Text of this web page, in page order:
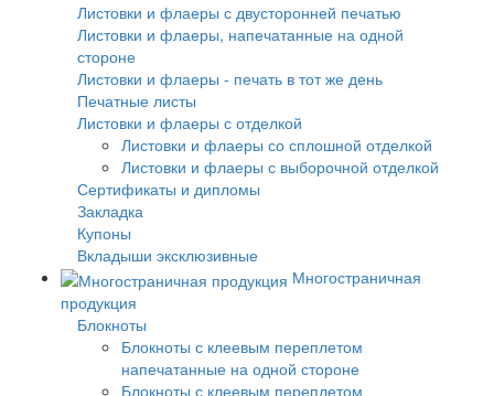
Листовки и флаеры с двусторонней печатью
Листовки и флаеры, напечатанные на одной
стороне
Листовки и флаеры - печать в тот же день
Печатные листы
Листовки и флаеры с отделкой
Листовки и флаеры со сплошной отделкой
Листовки и флаеры с выборочной отделкой
Сертификаты и дипломы
Закладка
Купоны
Вкладыши эксклюзивные
Многостраничная
продукция
Блокноты
Блокноты с клеевым переплетом
напечатанные на одной стороне
Блокноты с клеевым переплетом